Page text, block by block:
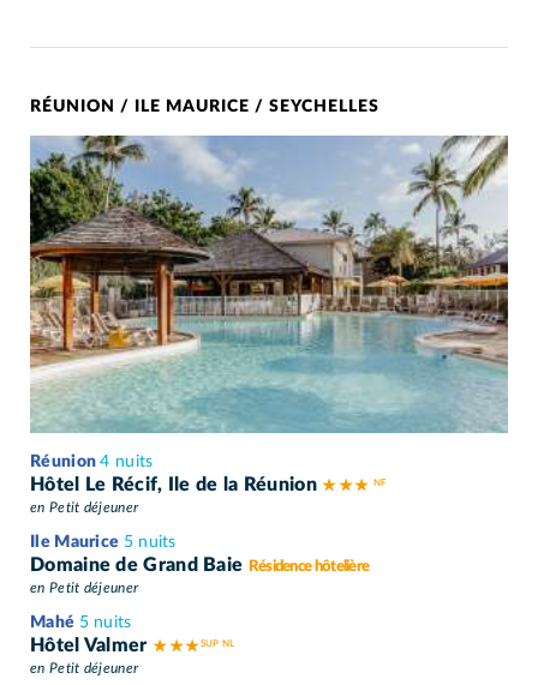
RÉUNION / ILE MAURICE / SEYCHELLES
Réunion4 nuits
Hôtel Le Récif, Ile de la Réunion★ ★ ★
en Petit déjeuner
Ile Maurice 5 nuits
Domaine de Grand Baie Résidence hôtelière
en Petit déjeuner
Mahé 5 nuits
Hôtel Valmer ★ ★ ★
en Petit déjeuner